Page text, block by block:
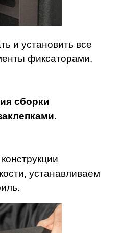
и установить все
фиксаторами.
сборки
устанавливаем